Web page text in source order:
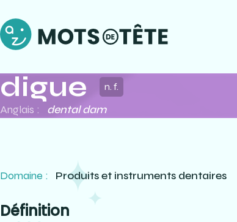
digue n. f.
Anglais : dental dam
Domaine : Produits et instruments dentaires
Définition